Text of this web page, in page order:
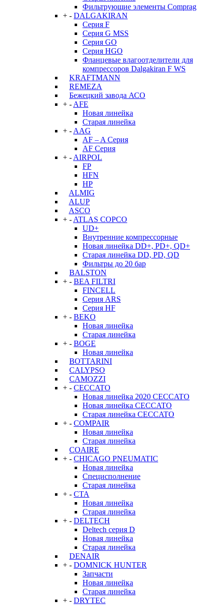
Фильтрующие элементы Comprag
+ - DALGAKIRAN
Серия F
Серия G MSS
Серия GO
Серия HGO
Фланцевые влагоотделители для
компрессоров Dalgakiran F WS
KRAFTMANN
REMEZA
Бежецкий завода АСО
+ - AFE
Новая линейка
Старая линейка
+ - AAG
AF – A Серия
AF Серия
+ - AIRPOL
FP
HFN
HP
ALMIG
ALUP
ASCO
+ - ATLAS COPCO
UD+
Внутренние компрессорные
Новая линейка DD+, PD+, QD+
Старая линейка DD, PD, QD
Фильтры до 20 бар
BALSTON
+ - BEA FILTRI
FINCELL
Серия ARS
Серия HF
+ - BEKO
Новая линейка
Старая линейка
+ - BOGE
Новая линейка
BOTTARINI
CALYPSO
CAMOZZI
+ - CECCATO
Новая линейка 2020 CECCATO
Новая линейка CECCATO
Старая линейка CECCATO
+ - COMPAIR
Новая линейка
Старая линейка
COAIRE
+ - CHICAGO PNEUMATIC
Новая линейка
Специсполнение
Старая линейка
+ - CTA
Новая линейка
Старая линейка
+ - DELTECH
Deltech серия D
Новая линейка
Старая линейка
DENAIR
+ - DOMNICK HUNTER
Запчасти
Новая линейка
Старая линейка
+ - DRYTEC